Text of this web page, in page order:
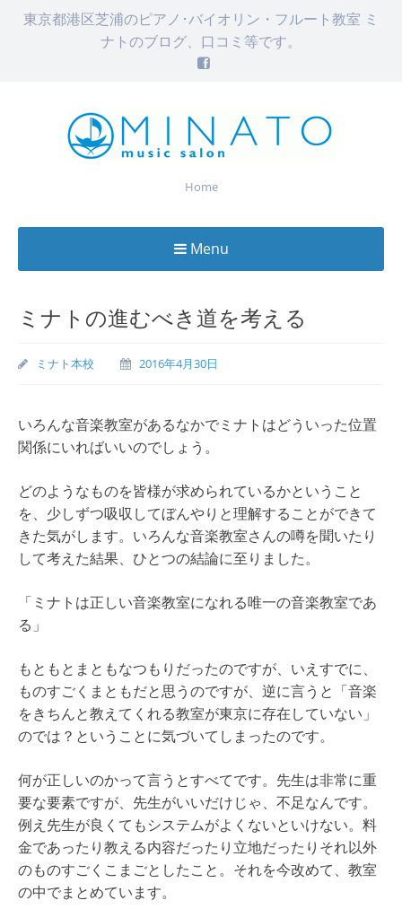
東京都港区芝浦のピアノ･バイオリン・フルート教室 ミ
ナトのブログ、口コミ等です。
Home
Menu
content
ミナトの進むべき道を考える
ミナト本校 2016年4月30日
いろんな音楽教室があるなかでミナトはどういった位置
関係にいればいいのでしょう。
どのようなものを皆様が求められているかということ
を、少しずつ吸収してぼんやりと理解することができて
きた気がします。いろんな音楽教室さんの噂を聞いたり
して考えた結果、ひとつの結論に至りました。
「ミナトは正しい音楽教室になれる唯一の音楽教室であ
る」
もともとまともなつもりだったのですが、いえすでに、
ものすごくまともだと思うのですが、逆に言うと「音楽
をきちんと教えてくれる教室が東京に存在していない」
のでは？ということに気づいてしまったのです。
何が正しいのかって言うとすべてです。先生は非常に重
要な要素ですが、先生がいいだけじゃ、不足なんです。
例え先生が良くてもシステムがよくないといけない。料
金であったり教える内容だったり立地だったりそれ以外
のものすごくこまごとしたこと。それを今改めて、教室
の中でまとめています。